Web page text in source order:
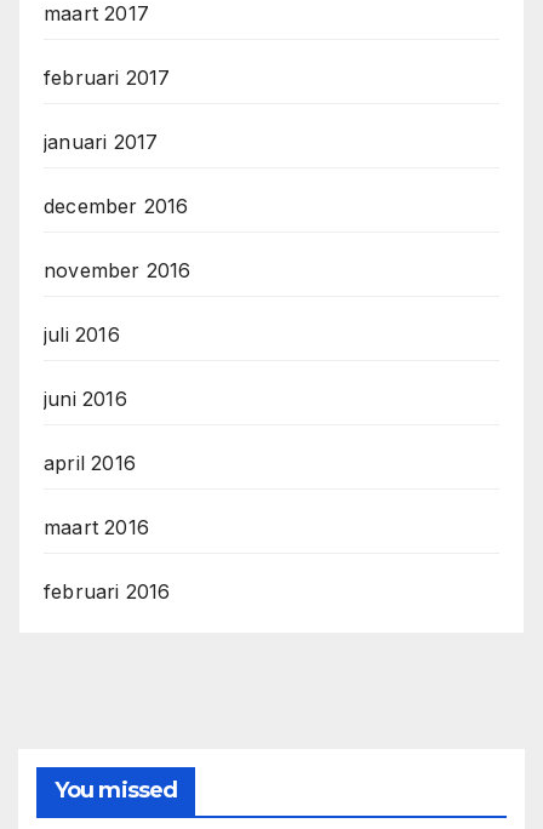
maart 2017
februari 2017
januari 2017
december 2016
november 2016
juli 2016
juni 2016
april 2016
maart 2016
februari 2016
You missed